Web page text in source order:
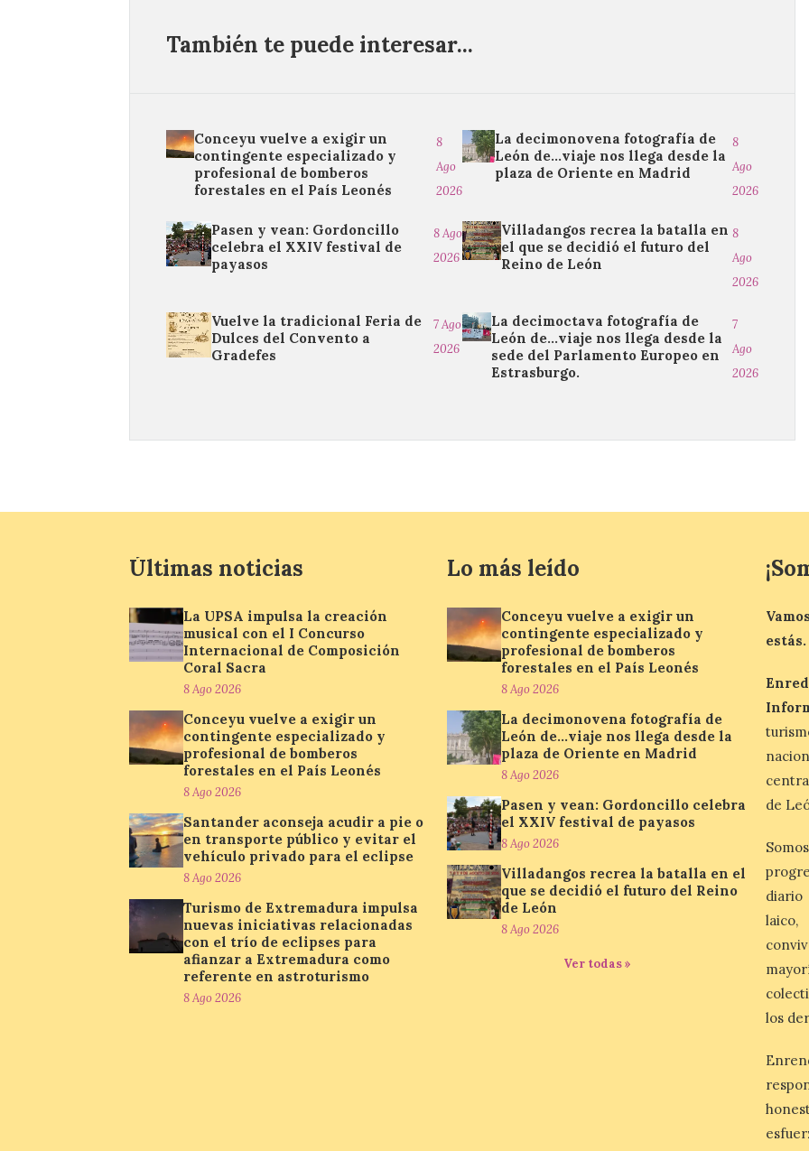
También te puede interesar...
Conceyu vuelve a exigir un
contingente especializado y
profesional de bomberos
forestales en el País Leonés
8
Ago
2026
La decimonovena fotografía de
León de…viaje nos llega desde la
plaza de Oriente en Madrid
8
Ago
2026
Pasen y vean: Gordoncillo
celebra el XXIV festival de
payasos
8 Ago
2026
Villadangos recrea la batalla en
el que se decidió el futuro del
Reino de León
8
Ago
2026
Vuelve la tradicional Feria de
Dulces del Convento a
Gradefes
7 Ago
2026
La decimoctava fotografía de
León de…viaje nos llega desde la
sede del Parlamento Europeo en
Estrasburgo.
7
Ago
2026
Últimas noticias
La UPSA impulsa la creación
musical con el I Concurso
Internacional de Composición
Coral Sacra
8 Ago 2026
Conceyu vuelve a exigir un
contingente especializado y
profesional de bomberos
forestales en el País Leonés
8 Ago 2026
Santander aconseja acudir a pie o
en transporte público y evitar el
vehículo privado para el eclipse
8 Ago 2026
Turismo de Extremadura impulsa
nuevas iniciativas relacionadas
con el trío de eclipses para
afianzar a Extremadura como
referente en astroturismo
8 Ago 2026
Lo más leído
Conceyu vuelve a exigir un
contingente especializado y
profesional de bomberos
forestales en el País Leonés
8 Ago 2026
La decimonovena fotografía de
León de…viaje nos llega desde la
plaza de Oriente en Madrid
8 Ago 2026
Pasen y vean: Gordoncillo celebra
el XXIV festival de payasos
8 Ago 2026
Villadangos recrea la batalla en el
que se decidió el futuro del Reino
de León
8 Ago 2026
Ver todas »
estás.
de
diario
los